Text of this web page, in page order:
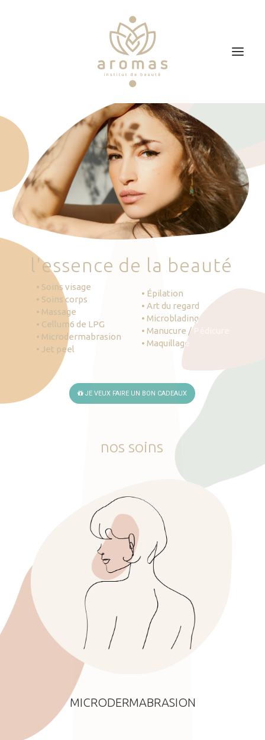
Soins
Je veux faire un bon cadeau
Plan d’accès
Prendre RDV
'essence de la beauté
• Soins visage
• Soins corps
• Massage
• Cellum6 de LPG
• Microdermabrasion
• Jet peel
• Épilation
• Art du regard
• Microblading
• Manucure / Pédicure
• Maquillage
JE VEUX FAIRE UN BON CADEAUX
nos soins
MICRODERMABRASION